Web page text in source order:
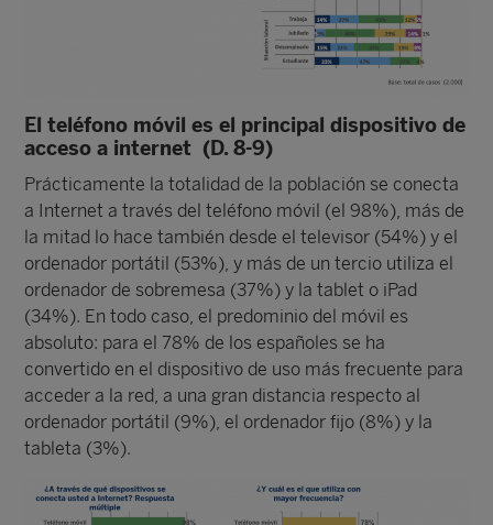
El teléfono móvil es el principal dispositivo de
acceso a internet (D. 8-9)
Prácticamente la totalidad de la población se conecta
a Internet a través del teléfono móvil (el 98%), más de
la mitad lo hace también desde el televisor (54%) y el
ordenador portátil (53%), y más de un tercio utiliza el
ordenador de sobremesa (37%) y la tablet o iPad
(34%). En todo caso, el predominio del móvil es
absoluto: para el 78% de los españoles se ha
convertido en el dispositivo de uso más frecuente para
acceder a la red, a una gran distancia respecto al
ordenador portátil (9%), el ordenador fijo (8%) y la
tableta (3%).